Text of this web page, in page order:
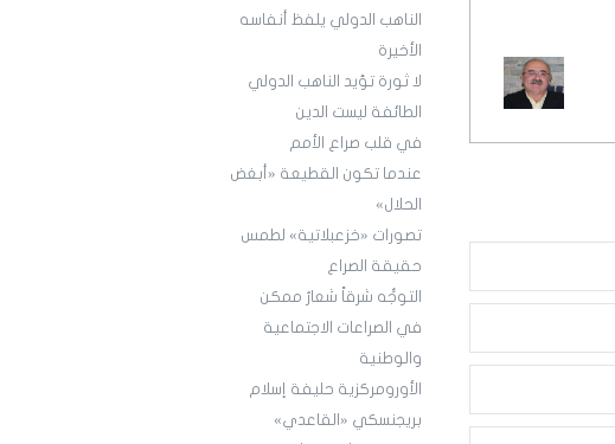
الناهب الدولي يلفظ أنفاسه
الأخيرة
لا ثورة تؤيد الناهب الدولي
الطائفة ليست الدين
في قلب صراع الأمم
عندما تكون القطيعة «أبغض
الحلال»
تصورات «خزعبلاتية» لطمس
حقيقة الصراع
التوجُّه شرقاً شعارٌ ممكن
في الصراعات الاجتماعية
والوطنية
الأورومركزية حليفة إسلام
بريجنسكي «القاعدي»